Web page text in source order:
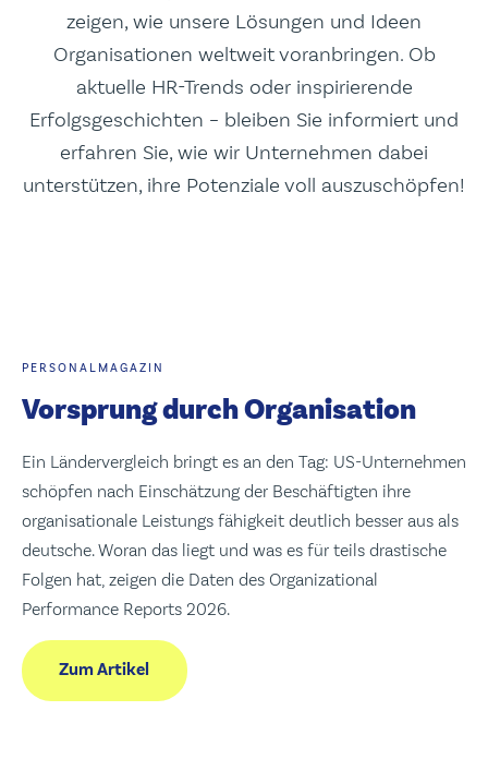
Presse
Leadership
zeigen, wie unsere Lösungen und Ideen
Organisationen weltweit voranbringen. Ob
aktuelle HR-Trends oder inspirierende
Erfolgsgeschichten – bleiben Sie informiert und
erfahren Sie, wie wir Unternehmen dabei
unterstützen, ihre Potenziale voll auszuschöpfen!
PERSONALMAGAZIN
Vorsprung durch Organisation
Ein Ländervergleich bringt es an den Tag: US-Unternehmen
schöpfen nach Einschätzung der Beschäftigten ihre
organisationale Leistungs fähigkeit deutlich besser aus als
deutsche. Woran das liegt und was es für teils drastische
Folgen hat, zeigen die Daten des Organizational
Performance Reports 2026.
Zum Artikel